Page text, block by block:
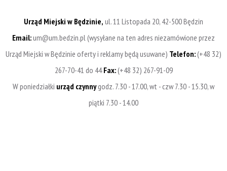
Urząd Miejski w Będzinie, ul. 11 Listopada 20, 42-500 Będzin
Email:um@um.bedzin.pl (wysyłane na ten adres niezamówione przez
Urząd Miejski w Będzinie oferty i reklamy będą usuwane) Telefon:(+48 32)
267-70-41 do 44Fax:(+48 32) 267-91-09
W poniedziałki urząd czynnygodz. 7.30 - 17.00, wt - czw 7.30 - 15.30, w
piątki 7.30 - 14.00